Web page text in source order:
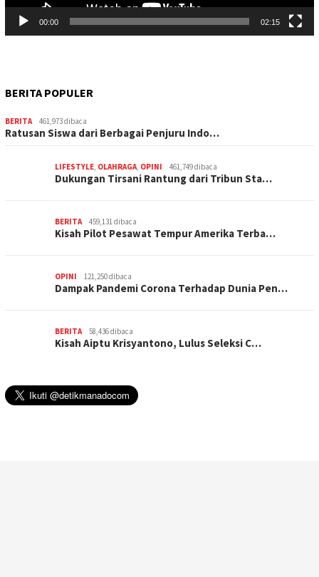
00:00 02:15
BERITA POPULER
BERITA 461,973 dibaca
Ratusan Siswa dari Berbagai Penjuru Indo…
LIFESTYLE OLAHRAGA OPINI 461,749 dibaca
Dukungan Tirsani Rantung dari Tribun Sta…
BERITA 459,131 dibaca
Kisah Pilot Pesawat Tempur Amerika Terba…
OPINI 121,250 dibaca
Dampak Pandemi Corona Terhadap Dunia Pen…
BERITA 58,436 dibaca
Kisah Aiptu Krisyantono, Lulus Seleksi C…